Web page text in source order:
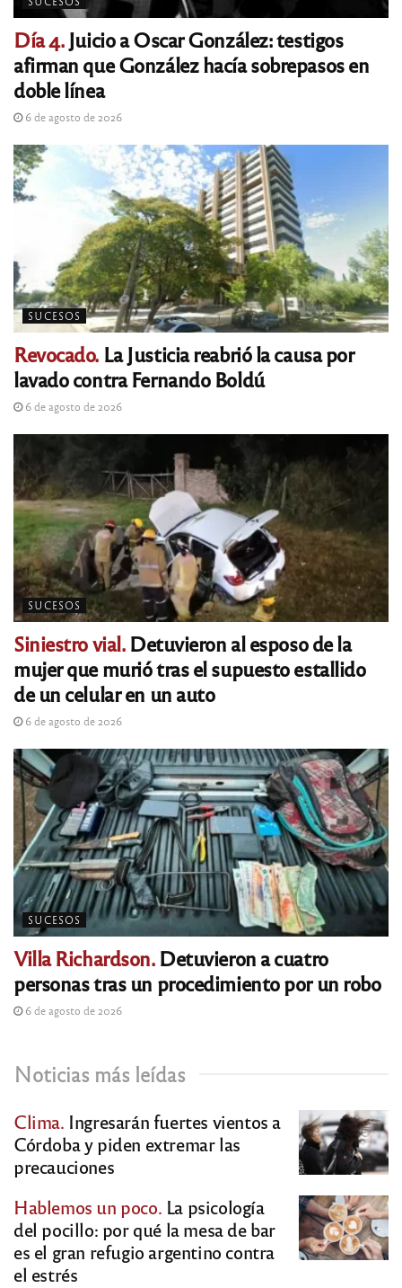
Día 4.Juicio a Oscar González: testigos
afirman que González hacía sobrepasos en
doble línea
6 de agosto de 2026
SUCESOS
Revocado. La Justicia reabrió la causa por
lavado contra Fernando Boldú
6 de agosto de 2026
SUCESOS
Siniestro vial.Detuvieron al esposo de la
mujer que murió tras el supuesto estallido
de un celular en un auto
6 de agosto de 2026
SUCESOS
Villa Richardson.Detuvieron a cuatro
personas tras un procedimiento por un robo
6 de agosto de 2026
Noticias más leídas
Clima. Ingresarán fuertes vientos a
Córdoba y piden extremar las
precauciones
Hablemos un poco. La psicología
del pocillo: por qué la mesa de bar
es el gran refugio argentino contra
el estrés